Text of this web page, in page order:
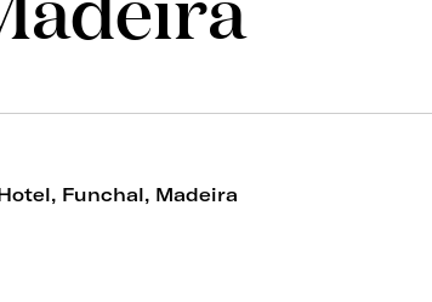
Funchal, Madeira